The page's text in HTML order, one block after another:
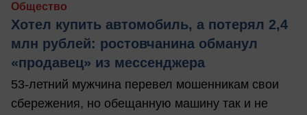
Общество
Хотел купить автомобиль, а потерял 2,4
млн рублей: ростовчанина обманул
«продавец» из мессенджера
53-летний мужчина перевел мошенникам свои
сбережения, но обещанную машину так и не